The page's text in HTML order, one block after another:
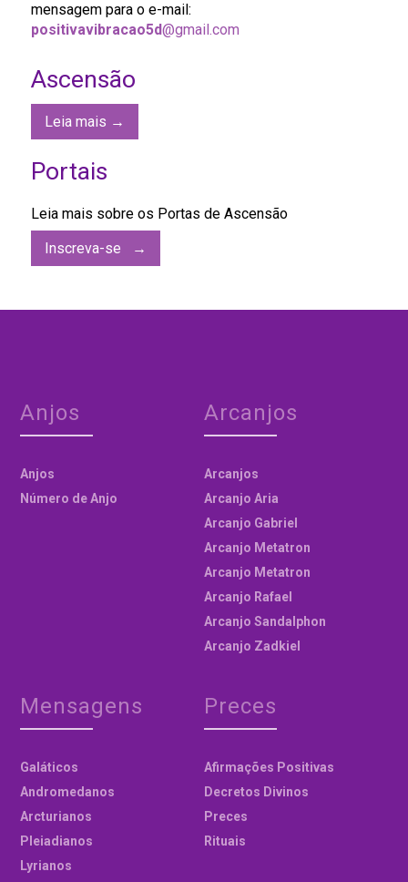
mensagem para o e-mail:
positivavibracao5d@gmail.com
Ascensão
Leia mais →
Portais
Leia mais sobre os Portas de Ascensão
Inscreva-se →
Anjos
Anjos
Número de Anjo
Arcanjos
Arcanjos
Arcanjo Aria
Arcanjo Gabriel
Arcanjo Metatron
Arcanjo Metatron
Arcanjo Rafael
Arcanjo Sandalphon
Arcanjo Zadkiel
Mensagens
Galáticos
Andromedanos
Arcturianos
Pleiadianos
Lyrianos
Preces
Afirmações Positivas
Decretos Divinos
Preces
Rituais